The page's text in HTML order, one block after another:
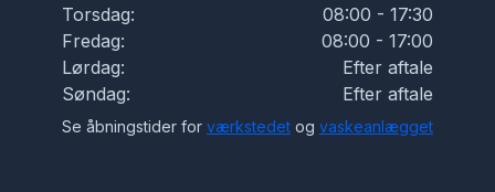
Torsdag:
08:00 - 17:30
Fredag:
08:00 - 17:00
Lørdag:
Efter aftale
Søndag:
Efter aftale
Se åbningstider for værkstedet og vaskeanlægget